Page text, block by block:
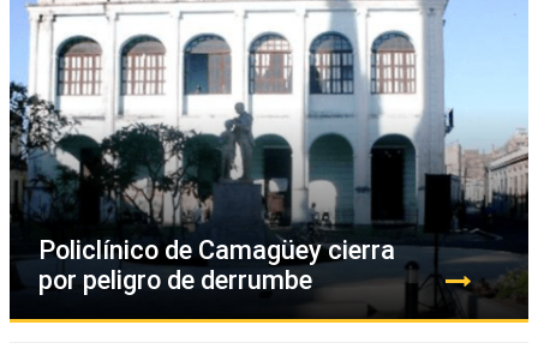
Policlínico de Camagüey cierra
por peligro de derrumbe